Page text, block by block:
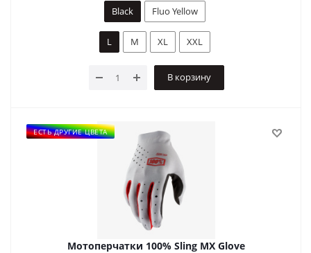
Black Fluo Yellow
L M XL XXL
В корзину
ЕСТЬ ДРУГИЕ ЦВЕТА
Мотоперчатки 100% Sling MX Glove